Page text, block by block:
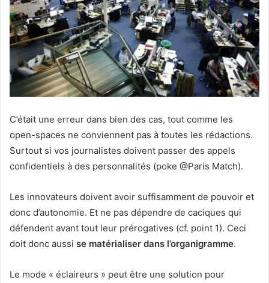
C’était une erreur dans bien des cas, tout comme les
open-spaces ne conviennent pas à toutes les rédactions.
Surtout si vos journalistes doivent passer des appels
confidentiels à des personnalités (poke @Paris Match).
Les innovateurs doivent avoir suffisamment de pouvoir et
donc d’autonomie. Et ne pas dépendre de caciques qui
défendent avant tout leur prérogatives (cf. point 1). Ceci
doit donc aussi se matérialiser dans l’organigramme.
Le mode « éclaireurs » peut être une solution pour